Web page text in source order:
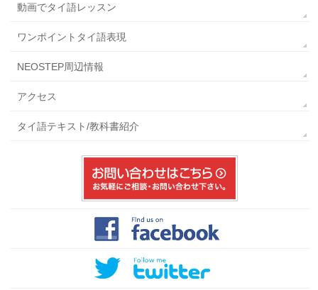
動画でタイ語レッスン
ワンポイントタイ語表現
NEOSTEP周辺情報
アクセス
タイ語テキスト/教科書紹介